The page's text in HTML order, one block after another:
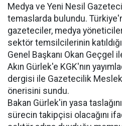
Medya ve Yeni Nesil
temaslarda bulundu.
gazeteciler, medya
sektör temsilcilerinin
Genel Başkanı Okan Geçgel
Akın Gürlek'e KGK'nın
dergisi ile Gazetecilik Meslek
önerisini sundu.
Bakan Gürlek'in yasa
sürecin takipçisi olacağını